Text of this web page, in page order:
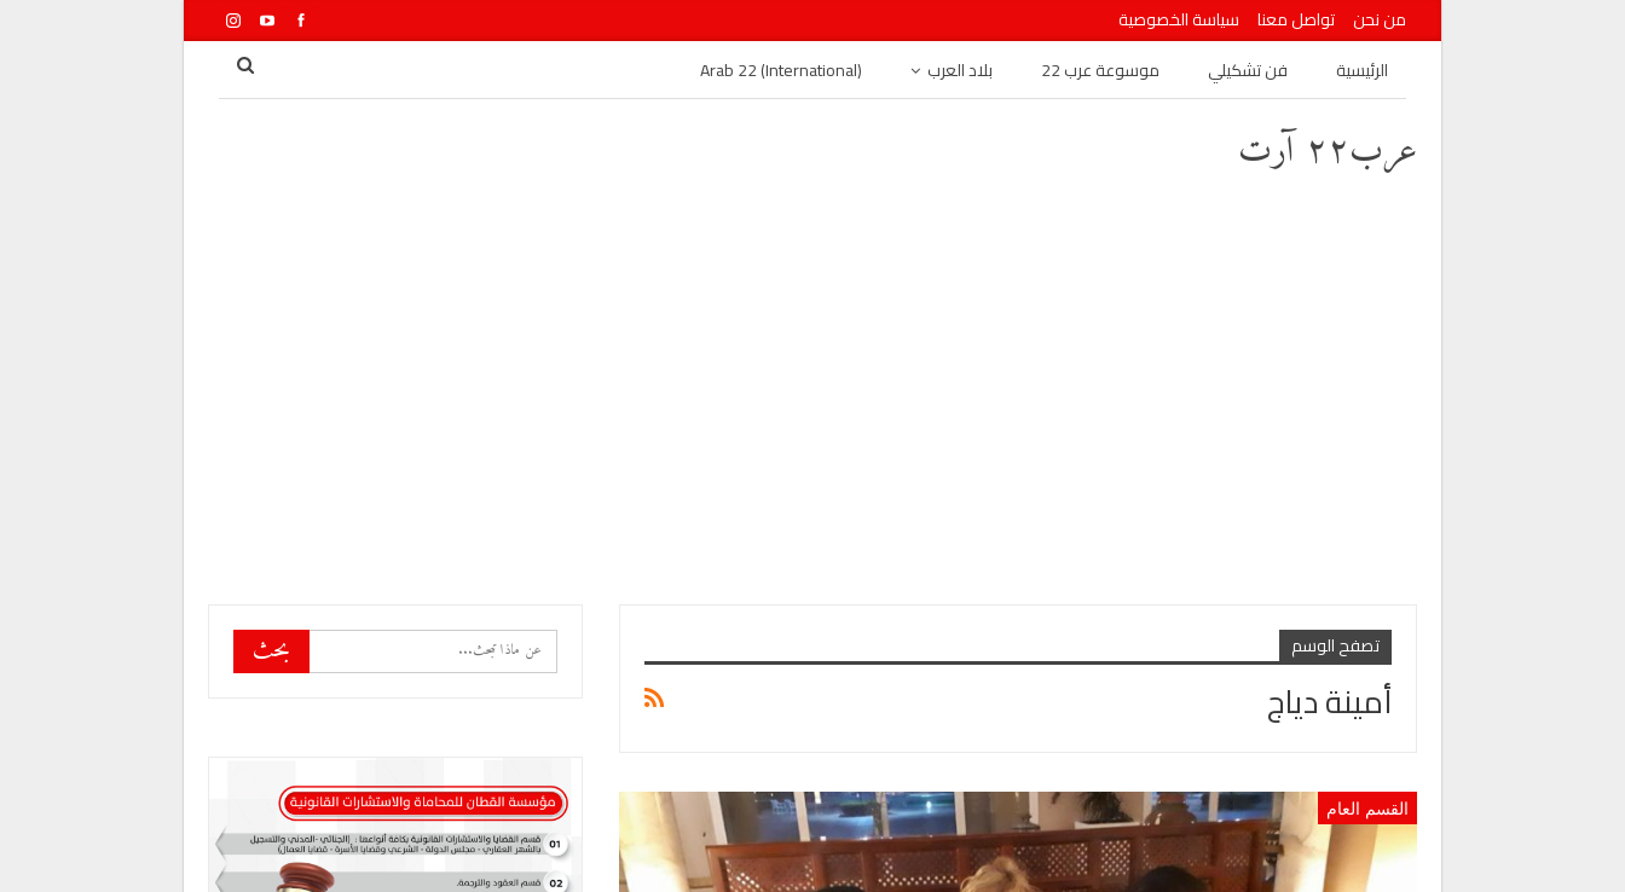
من نحن تواصل معنا
سياسة الخصوصية
الرئيسية
فن تشكيلي موسوعة عرب 22 بلاد العرب Arab 22 (International)
عرب٢٢ آرت
تصفح الوسم
أمينة دياج
القسم العام